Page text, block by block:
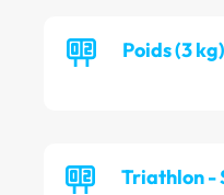
Poids (3
Triathlon -